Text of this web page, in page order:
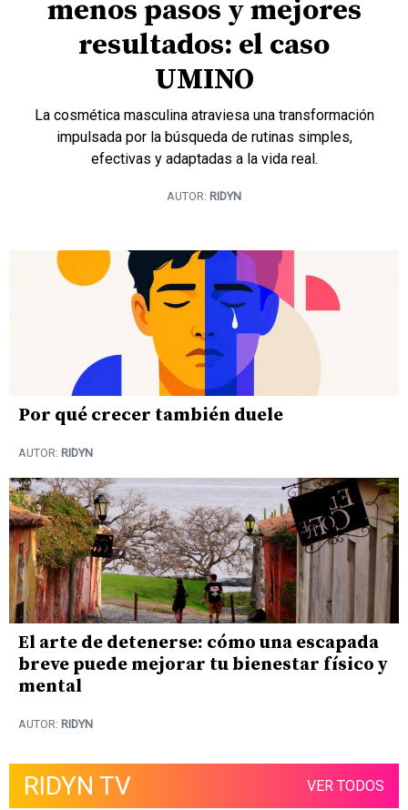
Por qué crecer también duele
AUTOR: RIDYN
El arte de detenerse: cómo una escapada
breve puede mejorar tu bienestar físico y
mental
AUTOR: RIDYN
menos pasos y mejores
resultados: el caso
UMINO
La cosmética masculina atraviesa una transformación
impulsada por la búsqueda de rutinas simples,
efectivas y adaptadas a la vida real.
AUTOR: RIDYN
RIDYN TV VER TODOS